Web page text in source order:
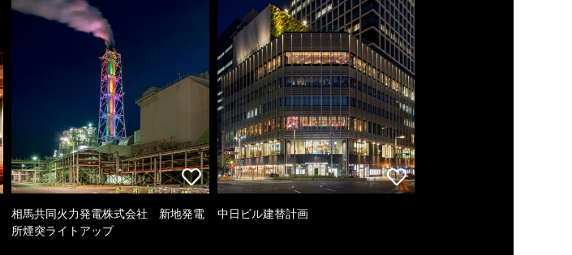
相馬共同火力発電株式会社 新地発電
所煙突ライトアップ
中日ビル建替計画